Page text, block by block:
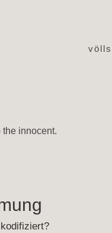
the innocent.